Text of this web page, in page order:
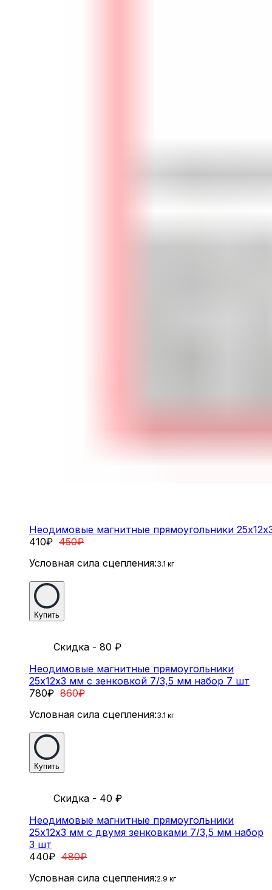
Неодимовые магнитные прямоугольники
410₽ 450₽
Условная сила сцепления:3.1 кг
Купить
Скидка - 80 ₽
Неодимовые магнитные прямоугольники
25х12х3 мм с зенковкой 7/3,5 мм набор 7 шт
780₽ 860₽
Условная сила сцепления:3.1 кг
Купить
Скидка - 40 ₽
Неодимовые магнитные прямоугольники
25х12х3 мм с двумя зенковками 7/3,5 мм набор
3 шт
440₽ 480₽
Условная сила сцепления:2.9 кг